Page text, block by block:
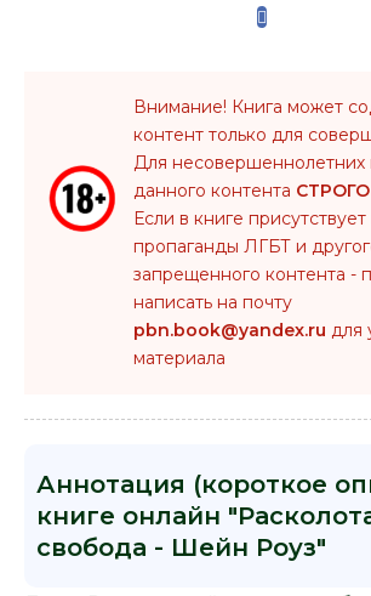
Внимание! Книга может
контент только для
Для несовершеннолетних
данного контента
Если в книге
пропаганды ЛГБТ и
запрещенного контента -
написать на почту
pbn.book@yandex.ru для
материала
Аннотация (короткое
книге онлайн
свобода - Шейн Роуз"